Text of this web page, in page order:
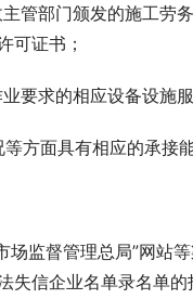
管部门颁发的施工劳
可证书；
求的相应设备设施服
方面具有相应的承接
监督管理总局”网站
失信企业名单录名单